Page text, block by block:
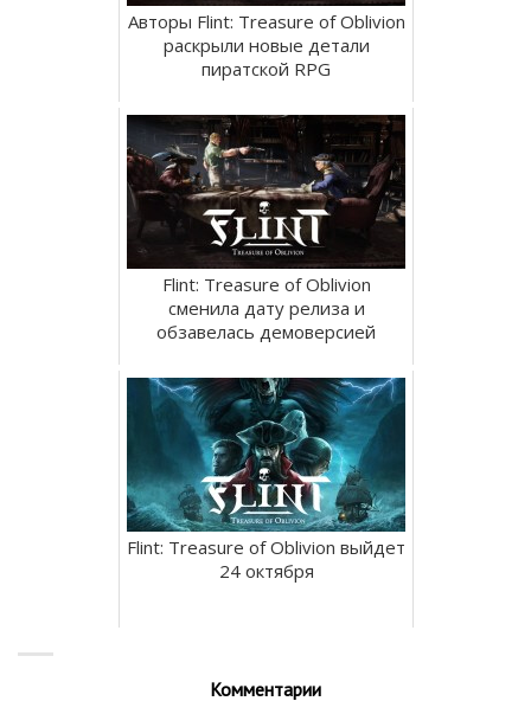
Авторы Flint: Treasure of Oblivion
раскрыли новые детали
пиратской RPG
Flint: Treasure of Oblivion
сменила дату релиза и
обзавелась демоверсией
Flint: Treasure of Oblivion выйдет
24 октября
Комментарии